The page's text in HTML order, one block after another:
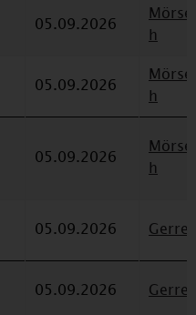
05.09.2026
h
05.09.2026
h
05.09.2026
h
05.09.2026
05.09.2026